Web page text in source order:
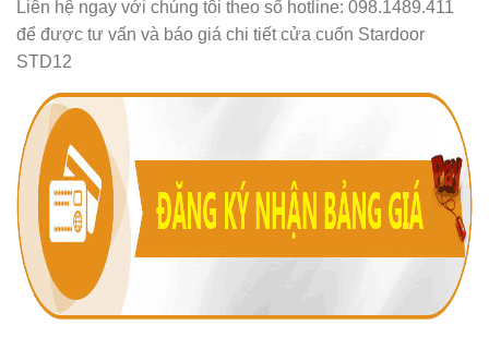
Liên hệ ngay với chúng tôi theo số hotline: 098.1489.411
để được tư vấn và báo giá chi tiết cửa cuốn Stardoor
STD12